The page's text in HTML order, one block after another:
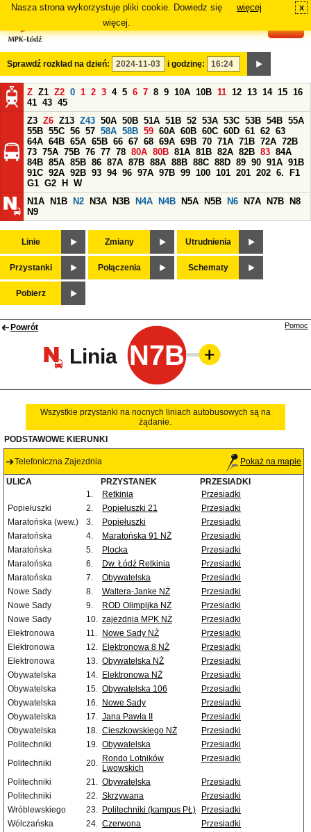
Nasza strona wykorzystuje pliki cookie. Dowiedz się
więcej.
więcej x
Sprawdź rozkład na dzień: i godzinę:
Z Z1 Z2 0 1 2 3 4 5 6 7 8 9 10A 10B 11 12 13 14 15 16
41 43 45
Z3 Z6 Z13 Z43 50A 50B 51A 51B 52 53A 53C 53B 54B 55A
55B 55C 56 57 58A 58B 59 60A 60B 60C 60D 61 62 63
64A 64B 65A 65B 66 67 68 69A 69B 70 71A 71B 72A 72B
73 75A 75B 76 77 78 80A 80B 81A 81B 82A 82B 83 84A
84B 85A 85B 86 87A 87B 88A 88B 88C 88D 89 90 91A 91B
91C 92A 92B 93 94 96 97A 97B 99 100 101 201 202 6.
F1
G1 G2 H
W
N1A
N1B N2 N3A N3B N4A N4B N5A N5B N6 N7A N7B
N8
N9
Linie Zmiany Utrudnienia
Przystanki Połączenia Schematy
Pobierz
Powrót
Linia N7B
Pomoc
Wszystkie przystanki na nocnych liniach autobusowych są na
żądanie.
PODSTAWOWE KIERUNKI
Telefoniczna Zajezdnia Pokaż na mapie
ULICA PRZYSTANEK
PRZESIADKI
1.
Retkinia
Przesiadki
Popiełuszki
2. Popiełuszki 21
Przesiadki
Maratońska (wew.)
3. Popiełuszki
Przesiadki
Maratońska
4. Maratońska 91 NŻ
Przesiadki
Maratońska
5. Plocka
Przesiadki
Maratońska
6. Dw. Łódź Retkinia
Przesiadki
Maratońska
7. Obywatelska
Przesiadki
Nowe Sady
8. Waltera-Janke NŻ
Przesiadki
Nowe Sady
9. ROD Olimpijka NŻ
Przesiadki
Nowe Sady
10. zajezdnia MPK NŻ
Przesiadki
Elektronowa
11. Nowe Sady NŻ
Przesiadki
Elektronowa
12. Elektronowa 8 NŻ
Przesiadki
Elektronowa
13. Obywatelska NŻ
Przesiadki
Obywatelska
14. Elektronowa NŻ
Przesiadki
Obywatelska
15. Obywatelska 106
Przesiadki
Obywatelska
16. Nowe Sady
Przesiadki
Obywatelska
17. Jana Pawła II
Przesiadki
Obywatelska
18. Cieszkowskiego NŻ
Przesiadki
Politechniki
19. Obywatelska
Przesiadki
Politechniki
20. Rondo Lotników
Lwowskich
Przesiadki
Politechniki 21. Obywatelska
Przesiadki
Politechniki
22. Skrzywana
Przesiadki
Wróblewskiego
23. Politechniki (kampus PŁ)
Przesiadki
Wólczańska
24. Czerwona
Przesiadki